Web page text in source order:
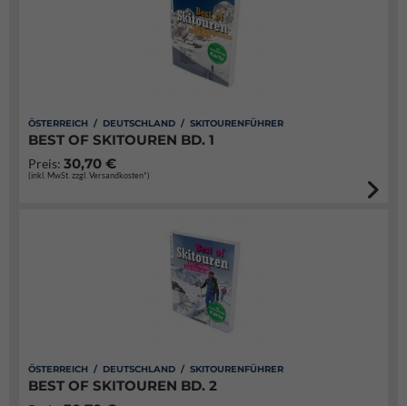
ÖSTERREICH / DEUTSCHLAND / SKITOURENFÜHRER
BEST OF SKITOUREN BD. 1
Preis: 30,70 €
(inkl. MwSt. zzgl. Versandkosten*)
ÖSTERREICH / DEUTSCHLAND / SKITOURENFÜHRER
BEST OF SKITOUREN BD. 2